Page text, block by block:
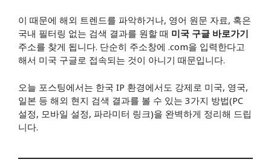
이 때문에 해외 트렌드를 파악하거나, 영어 원문 자료, 혹은
국내 필터링 없는 검색 결과를 원할 때 미국 구글 바로가기
주소를 찾게 됩니다. 단순히 주소창에 .com을 입력한다고
해서 미국 구글로 접속되는 것이 아니기 때문입니다.
오늘 포스팅에서는 한국 IP 환경에서도 강제로 미국, 영국,
일본 등 해외 현지 검색 결과를 볼 수 있는 3가지 방법(PC
설정, 모바일 설정, 파라미터 링크)을 완벽하게 정리해 드립
니다.